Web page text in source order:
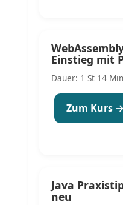
Einstieg mit
Dauer: 1 St 14
Zum Kurs →
Java
neu